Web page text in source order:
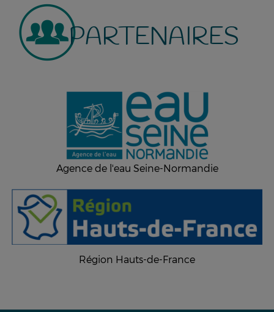
PARTENAIRES
Agence de l'eau Seine-Normandie
Région Hauts-de-France